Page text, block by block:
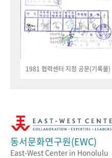
1981 협력센터 지정 공문(기록물)
동서문화연구원(EWC)
East-West Center in Honolulu